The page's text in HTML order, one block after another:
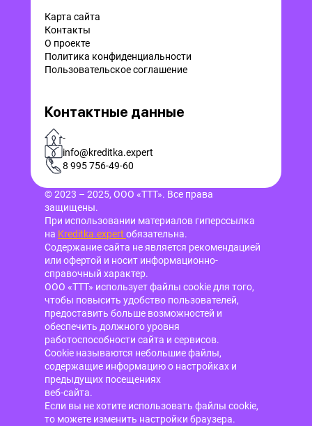
Карта сайта
Контакты
О проекте
Политика конфиденциальности
Пользовательское соглашение
Контактные данные
-
info@kreditka.expert
8 995 756-49-60
© 2023 – 2025, ООО «ТТТ». Все права
защищены.
При использовании материалов гиперссылка
на Kreditka.expert обязательна.
Содержание сайта не является рекомендацией
или офертой и носит информационно-
справочный характер.
ООО «ТТТ» использует файлы cookie для того,
чтобы повысить удобство пользователей,
предоставить больше возможностей и
обеспечить должного уровня
работоспособности сайта и сервисов.
Cookie называются небольшие файлы,
содержащие информацию о настройках и
предыдущих посещениях
веб-сайта.
Если вы не хотите использовать файлы cookie,
то можете изменить настройки браузера.